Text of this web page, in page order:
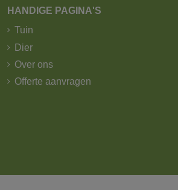
HANDIGE PAGINA'S
Tuin
Dier
Over ons
Offerte aanvragen